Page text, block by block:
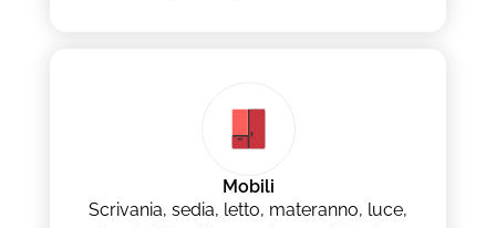
Mobili
Scrivania, sedia, letto, materanno, luce,